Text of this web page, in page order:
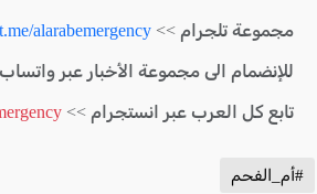
مجموعة تلجرام >> t.me/alarabemergency
للإنضمام الى مجموعة الأخبار عبر
تابع كل العرب عبر انستجرام >>
#أم_الفحم